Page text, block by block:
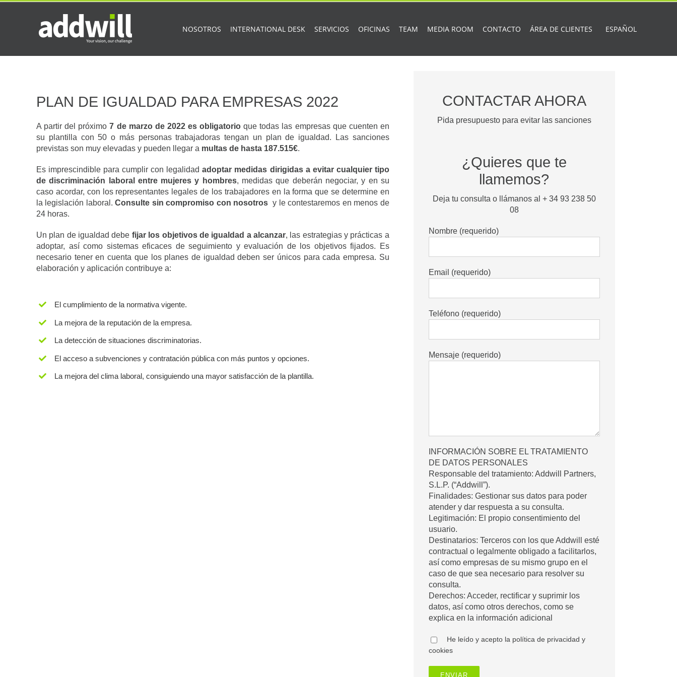
Saltar
NOSOTROS INTERNATIONAL DESK SERVICIOS OFICINAS TEAM MEDIA ROOM CONTACTO ÁREA DE CLIENTES ESPAÑOL
PLAN DE IGUALDAD PARA EMPRESAS 2022
A partir del próximo7 de marzo de 2022 es obligatorio que todas las empresas que cuenten en
su plantilla con 50 o más personas trabajadoras tengan un plan de igualdad. Las sanciones
previstas son muy elevadas y pueden llegar a multas de hasta 187.515€.
Es imprescindible para cumplir con legalidadadoptar medidas dirigidas a evitar cualquier tipo
de discriminación laboral entre mujeres y hombres, medidas que deberán negociar, y en su
caso acordar, con los representantes legales de los trabajadores en la forma que se determine en
la legislación laboral. Consulte sin compromiso con nosotros y le contestaremos en menos de
24 horas.
Un plan de igualdad debe fijar los objetivos de igualdad a alcanzar, las estrategias y prácticas a
adoptar, así como sistemas eficaces de seguimiento y evaluación de los objetivos fijados. Es
necesario tener en cuenta que los planes de igualdad deben ser únicos para cada empresa. Su
elaboración y aplicación contribuye a:
El cumplimiento de la normativa vigente.
La mejora de la reputación de la empresa.
La detección de situaciones discriminatorias.
El acceso a subvenciones y contratación pública con más puntos y opciones.
La mejora del clima laboral, consiguiendo una mayor satisfacción de la plantilla.
CONTACTAR AHORA
Pida presupuesto para evitar las sanciones
¿Quieres que te
llamemos?
Deja tu consulta o llámanos al + 34 93 238 50
08
Nombre (requerido)
Email (requerido)
Teléfono (requerido)
Mensaje (requerido)
INFORMACIÓN SOBRE EL TRATAMIENTO
DE DATOS PERSONALES
Responsable del tratamiento: Addwill Partners,
S.L.P. (“Addwill”).
Finalidades: Gestionar sus datos para poder
atender y dar respuesta a su consulta.
Legitimación: El propio consentimiento del
usuario.
Destinatarios: Terceros con los que Addwill esté
contractual o legalmente obligado a facilitarlos,
así como empresas de su mismo grupo en el
caso de que sea necesario para resolver su
consulta.
Derechos: Acceder, rectificar y suprimir los
datos, así como otros derechos, como se
explica en la información adicional
He leído y acepto la política de privacidad y
cookies